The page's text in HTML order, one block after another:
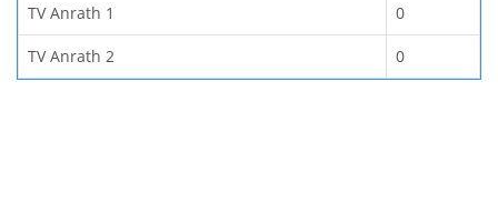
TV Anrath 1 0
TV Anrath 2 0